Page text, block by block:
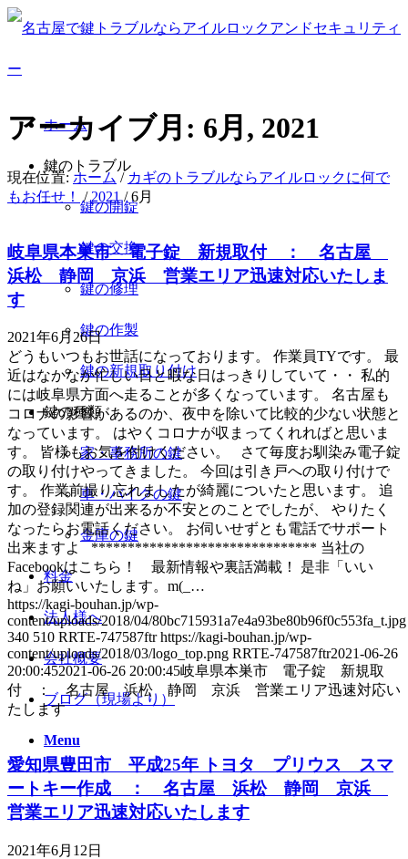
ホーム
鍵のトラブル
鍵の開錠
鍵の交換
鍵の修理
鍵の作製
鍵の新規取り付け
鍵の種類
家・事務所の鍵
車・バイクの鍵
金庫の鍵
料金
法人様へ
会社概要
ブログ（現場より）
Menu
アーカイブ月: 6月, 2021
現在位置: ホーム / カギのトラブルならアイルロックに何で
もお任せ！
/ 2021 / 6月
岐阜県本巣市 電子錠 新規取付 ： 名古屋
浜松 静岡 京浜 営業エリア迅速対応いたしま
す
2021年6月26日
どうもいつもお世話になっております。 作業員TYです。 最
近はなかなか忙しい日と暇な日はっきりしていて・・ 私的
には岐阜県方面へ走ることが多くなっています。 名古屋も
コロナの影響があるのか、夜中を除いて比較的少ない状態と
なっています。 はやくコロナが収まってくれればと思いま
す。 皆様もお気を付けください。 さて毎度お馴染み電子錠
の取り付けやってきました。 今回は引き戸への取り付けで
す。 作業前撮り忘れましたが綺麗についたと思います。 追
加の登録関連が出来るか不安とのことでしたが、 やりたく
なったらお電話ください。 お伺いせずとも電話でサポート
出来ますよ ******************************* 当社の
Facebookはこちら！ 最新情報や裏話満載！ 是非「いい
ね」お願いいたします。m(_…
https://kagi-bouhan.jp/wp-
content/uploads/2018/04/80bc715931a7e4a93be80b96f0c553fa_t.jpg
340 510 RRTE-747587ftr https://kagi-bouhan.jp/wp-
content/uploads/2018/03/logo_top.png RRTE-747587ftr2021-06-26
20:00:452021-06-26 20:00:45岐阜県本巣市 電子錠 新規取
付 ： 名古屋 浜松 静岡 京浜 営業エリア迅速対応い
たします
愛知県豊田市 平成25年 トヨタ プリウス スマ
ートキー作成 ： 名古屋 浜松 静岡 京浜
営業エリア迅速対応いたします
2021年6月12日